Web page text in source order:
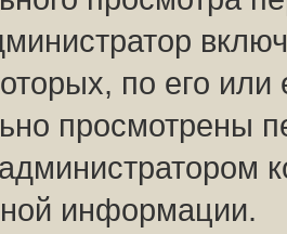
по его
просмотрены
информации.